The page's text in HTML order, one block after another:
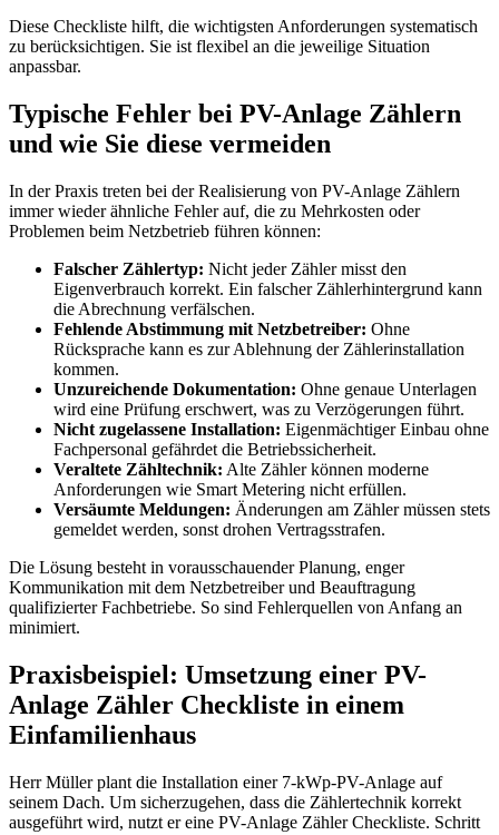
Diese Checkliste hilft, die wichtigsten Anforderungen systematisch
zu berücksichtigen. Sie ist flexibel an die jeweilige Situation
anpassbar.
Typische Fehler bei PV-Anlage Zählern
und wie Sie diese vermeiden
In der Praxis treten bei der Realisierung von PV-Anlage Zählern
immer wieder ähnliche Fehler auf, die zu Mehrkosten oder
Problemen beim Netzbetrieb führen können:
Falscher Zählertyp: Nicht jeder Zähler misst den
Eigenverbrauch korrekt. Ein falscher Zählerhintergrund kann
die Abrechnung verfälschen.
Fehlende Abstimmung mit Netzbetreiber: Ohne
Rücksprache kann es zur Ablehnung der Zählerinstallation
kommen.
Unzureichende Dokumentation: Ohne genaue Unterlagen
wird eine Prüfung erschwert, was zu Verzögerungen führt.
Nicht zugelassene Installation: Eigenmächtiger Einbau ohne
Fachpersonal gefährdet die Betriebssicherheit.
Veraltete Zähltechnik: Alte Zähler können moderne
Anforderungen wie Smart Metering nicht erfüllen.
Versäumte Meldungen: Änderungen am Zähler müssen stets
gemeldet werden, sonst drohen Vertragsstrafen.
Die Lösung besteht in vorausschauender Planung, enger
Kommunikation mit dem Netzbetreiber und Beauftragung
qualifizierter Fachbetriebe. So sind Fehlerquellen von Anfang an
minimiert.
Praxisbeispiel: Umsetzung einer PV-
Anlage Zähler Checkliste in einem
Einfamilienhaus
Herr Müller plant die Installation einer 7-kWp-PV-Anlage auf
seinem Dach. Um sicherzugehen, dass die Zählertechnik korrekt
ausgeführt wird, nutzt er eine PV-Anlage Zähler Checkliste. Schritt